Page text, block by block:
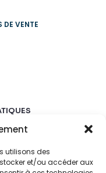
utilisons des
et/ou accéder aux
DE VENTE